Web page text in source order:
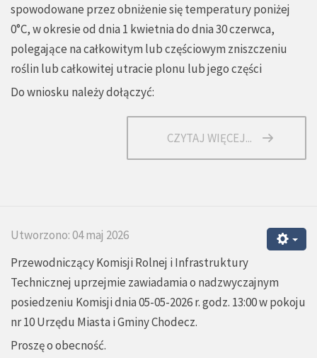
spowodowane przez obniżenie się temperatury poniżej
0°C, w okresie od dnia 1 kwietnia do dnia 30 czerwca,
polegające na całkowitym lub częściowym zniszczeniu
roślin lub całkowitej utracie plonu lub jego części
Do wniosku należy dołączyć:
CZYTAJ WIĘCEJ...
Utworzono: 04 maj 2026
Przewodniczący Komisji Rolnej i Infrastruktury
Technicznej uprzejmie zawiadamia o nadzwyczajnym
posiedzeniu Komisji dnia 05-05-2026 r. godz. 13:00 w pokoju
nr 10 Urzędu Miasta i Gminy Chodecz.
Proszę o obecność.